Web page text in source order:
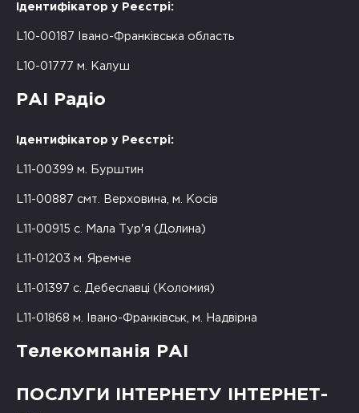
Ідентифікатор у Реєстрі:
L10-00187 Івано-Франківська область
L10-01777 м. Калуш
РАІ Радіо
Ідентифікатор у Реєстрі:
L11-00399 м. Бурштин
L11-00887 смт. Верховина, м. Косів
L11-00915 с. Мала Тур'я (Долина)
L11-01203 м. Яремче
L11-01397 с. Дебеславці (Коломия)
L11-01868 м. Івано-Франківськ, м. Надвірна
Телекомпанія РАІ
ПОСЛУГИ ІНТЕРНЕТУ ІНТЕРНЕТ-